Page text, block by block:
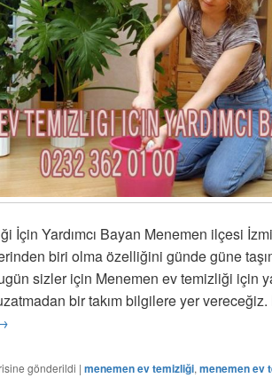
İçin Yardımcı Bayan Menemen ilçesi
biri olma özelliğini günde güne
sizler için Menemen ev temizliği için
bir takım bilgilere yer
Ev Temizliği İçin Yardımcı Bayan
gönderildi | menemen ev temizliği, menemen ev